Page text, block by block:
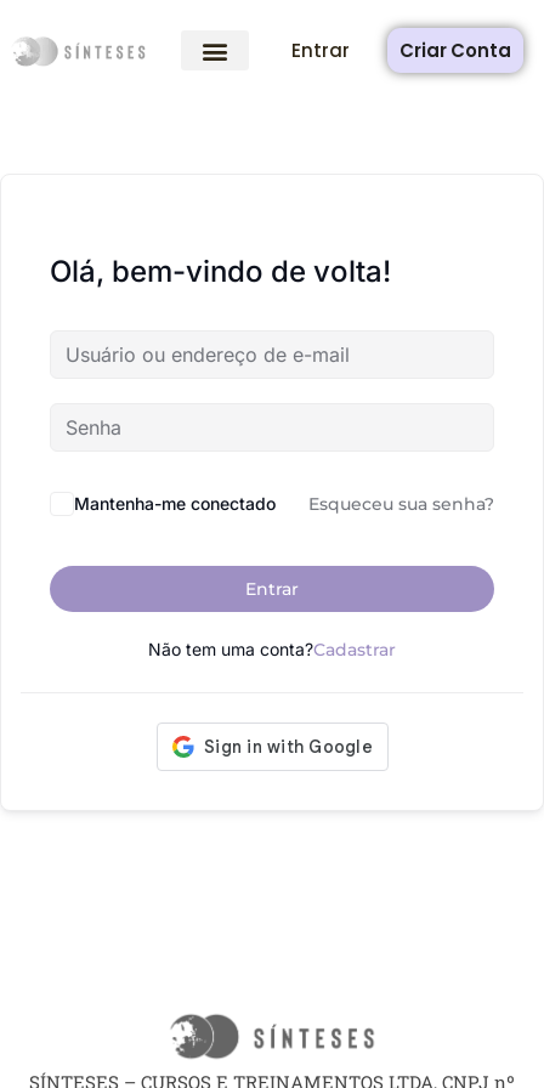
Entrar Criar Conta
Olá, bem-vindo de volta!
Mantenha-me conectado Esqueceu sua senha?
Entrar
Não tem uma conta?Cadastrar
SÍNTESES – CURSOS E TREINAMENTOS LTDA, CNPJ nº